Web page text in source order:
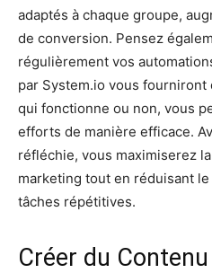
adaptés à chaque groupe,
de conversion. Pensez
régulièrement vos
par System.io vous
qui fonctionne ou non, vous
efforts de manière efficace.
réfléchie, vous maximiserez
marketing tout en réduisant
tâches répétitives.
Créer du